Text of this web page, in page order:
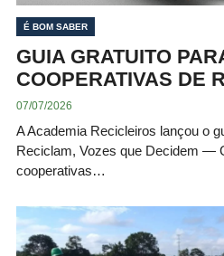
É BOM SABER
GUIA GRATUITO
COOPERATIVAS DE
07/07/2026
A Academia Recicleiros lançou o
Reciclam, Vozes que Decidem —
cooperativas…